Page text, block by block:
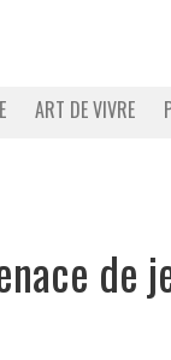
ART DE VIVRE
de